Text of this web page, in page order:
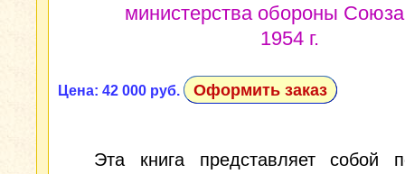
министерства обороны
1954 г.
Цена: 42 000 руб. Оформить заказ
Эта книга представляет собой